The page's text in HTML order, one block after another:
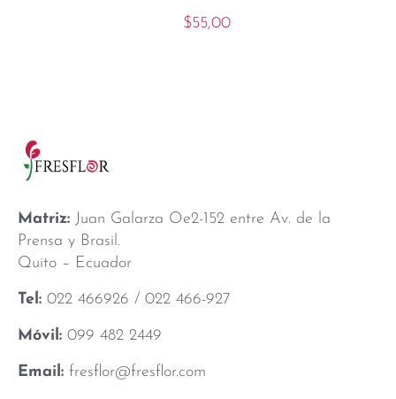
$55,00
Matriz: Juan Galarza Oe2-152 entre Av. de la
Prensa y Brasil.
Quito – Ecuador
Tel: 022 466926 / 022 466-927
Móvil: 099 482 2449
Email: fresflor@fresflor.com